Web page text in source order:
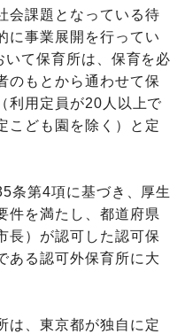
会課題となっている待
に事業展開を行ってい
て保育所は、保育を必
のもとから通わせて保
利用定員が20人以上で
こども園を除く）と定
条第4項に基づき、厚生
件を満たし、都道府県
長）が認可した認可保
ある認可外保育所に大
、東京都が独自に定